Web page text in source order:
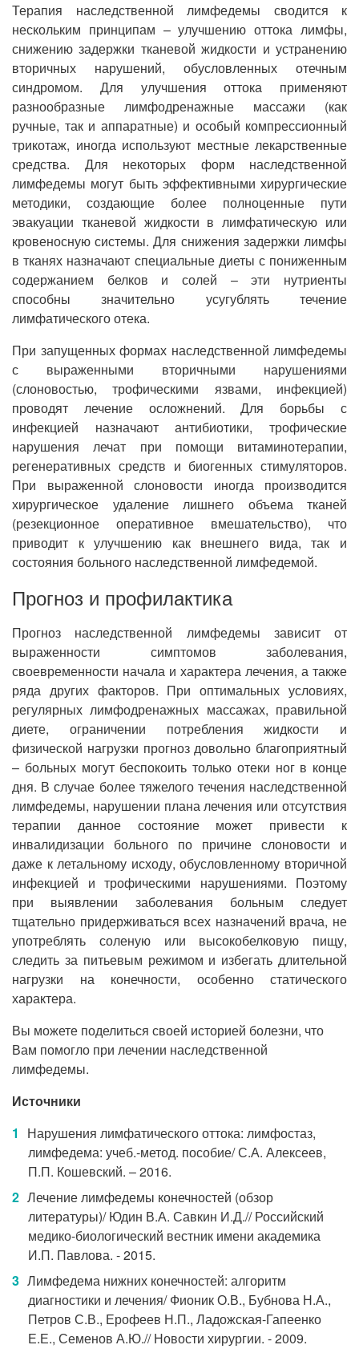
Терапия наследственной лимфедемы сводится к
нескольким принципам – улучшению оттока лимфы,
снижению задержки тканевой жидкости и устранению
вторичных нарушений, обусловленных отечным
синдромом. Для улучшения оттока применяют
разнообразные лимфодренажные массажи (как
ручные, так и аппаратные) и особый компрессионный
трикотаж, иногда используют местные лекарственные
средства. Для некоторых форм наследственной
лимфедемы могут быть эффективными хирургические
методики, создающие более полноценные пути
эвакуации тканевой жидкости в лимфатическую или
кровеносную системы. Для снижения задержки лимфы
в тканях назначают специальные диеты с пониженным
содержанием белков и солей – эти нутриенты
способны значительно усугублять течение
лимфатического отека.
При запущенных формах наследственной лимфедемы
с выраженными вторичными нарушениями
(слоновостью, трофическими язвами, инфекцией)
проводят лечение осложнений. Для борьбы с
инфекцией назначают антибиотики, трофические
нарушения лечат при помощи витаминотерапии,
регенеративных средств и биогенных стимуляторов.
При выраженной слоновости иногда производится
хирургическое удаление лишнего объема тканей
(резекционное оперативное вмешательство), что
приводит к улучшению как внешнего вида, так и
состояния больного наследственной лимфедемой.
Прогноз и профилактика
Прогноз наследственной лимфедемы зависит от
выраженности симптомов заболевания,
своевременности начала и характера лечения, а также
ряда других факторов. При оптимальных условиях,
регулярных лимфодренажных массажах, правильной
диете, ограничении потребления жидкости и
физической нагрузки прогноз довольно благоприятный
– больных могут беспокоить только отеки ног в конце
дня. В случае более тяжелого течения наследственной
лимфедемы, нарушении плана лечения или отсутствия
терапии данное состояние может привести к
инвалидизации больного по причине слоновости и
даже к летальному исходу, обусловленному вторичной
инфекцией и трофическими нарушениями. Поэтому
при выявлении заболевания больным следует
тщательно придерживаться всех назначений врача, не
употреблять соленую или высокобелковую пищу,
следить за питьевым режимом и избегать длительной
нагрузки на конечности, особенно статического
характера.
Вы можете поделиться своей историей болезни, что
Вам помогло при лечении наследственной
лимфедемы.
Источники
Нарушения лимфатического оттока: лимфостаз,
лимфедема: учеб.-метод. пособие/ С.А. Алексеев,
П.П. Кошевский. – 2016.
Лечение лимфедемы конечностей (обзор
литературы)/ Юдин В.А. Савкин И.Д.// Российский
медико-биологический вестник имени академика
И.П. Павлова. - 2015.
Лимфедема нижних конечностей: алгоритм
диагностики и лечения/ Фионик О.В., Бубнова Н.А.,
Петров С.В., Ерофеев Н.П., Ладожская-Гапеенко
Е.Е., Семенов А.Ю.// Новости хирургии. - 2009.